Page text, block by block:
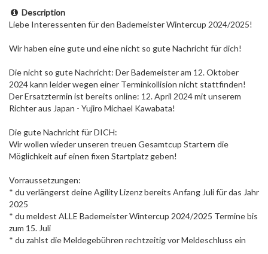
Description
Liebe Interessenten für den Bademeister Wintercup 2024/2025!
Wir haben eine gute und eine nicht so gute Nachricht für dich!
Die nicht so gute Nachricht: Der Bademeister am 12. Oktober
2024 kann leider wegen einer Terminkollision nicht stattfinden!
Der Ersatztermin ist bereits online: 12. April 2024 mit unserem
Richter aus Japan - Yujiro Michael Kawabata!
Die gute Nachricht für DICH:
Wir wollen wieder unseren treuen Gesamtcup Startern die
Möglichkeit auf einen fixen Startplatz geben!
Vorraussetzungen:
* du verlängerst deine Agility Lizenz bereits Anfang Juli für das Jahr
2025
* du meldest ALLE Bademeister Wintercup 2024/2025 Termine bis
zum 15. Juli
* du zahlst die Meldegebühren rechtzeitig vor Meldeschluss ein